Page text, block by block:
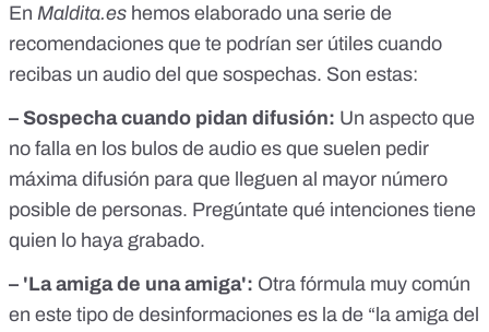
En Maldita.es hemos elaborado una serie de
recomendaciones que te podrían ser útiles cuando
recibas un audio del que sospechas. Son estas:
– Sospecha cuando pidan difusión: Un aspecto que
no falla en los bulos de audio es que suelen pedir
máxima difusión para que lleguen al mayor número
posible de personas. Pregúntate qué intenciones tiene
quien lo haya grabado.
– 'La amiga de una amiga': Otra fórmula muy común
en este tipo de desinformaciones es la de “la amiga del